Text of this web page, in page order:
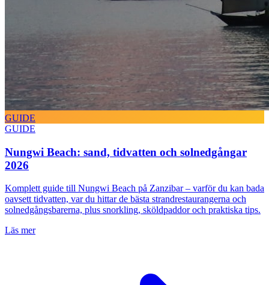
GUIDE
GUIDE
Nungwi Beach: sand, tidvatten och solnedgångar
2026
Komplett guide till Nungwi Beach på Zanzibar – varför du kan bada
oavsett tidvatten, var du hittar de bästa strandrestaurangerna och
solnedgångsbarerna, plus snorkling, sköldpaddor och praktiska tips.
Läs mer